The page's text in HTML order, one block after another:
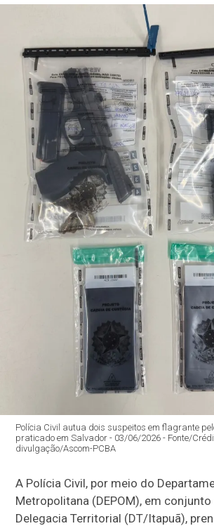
Polícia Civil autua dois suspeitos em flagrante
praticado em Salvador - 03/06/2026 - Fonte/
divulgação/Ascom-PCBA
A Polícia Civil, por meio do
Metropolitana (DEPOM), em conjunto
Delegacia Territorial (DT/Itapuã),